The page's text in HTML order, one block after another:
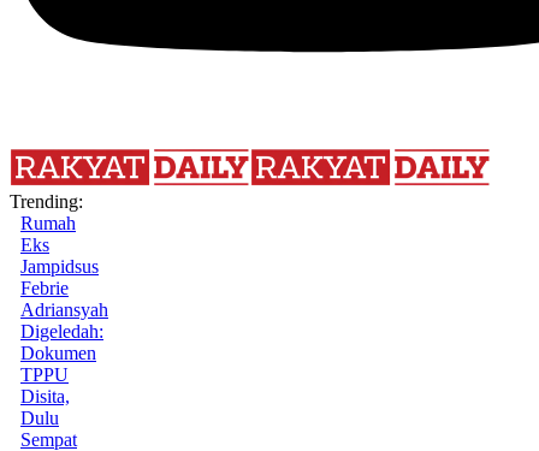
Trending:
Rumah
Eks
Jampidsus
Febrie
Adriansyah
Digeledah:
Dokumen
TPPU
Disita,
Dulu
Sempat